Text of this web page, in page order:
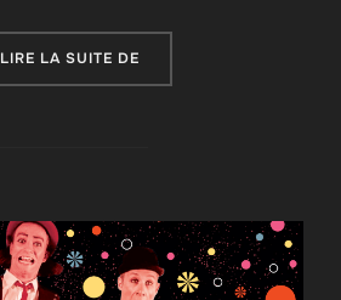
LIRE LA SUITE DE« REPRÉSENTATIONS